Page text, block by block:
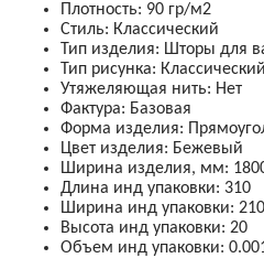
Плотность: 90 гр/м2
Стиль: Классический
Тип изделия: Шторы для
Тип рисунка: Классический
Утяжеляющая нить: Нет
Фактура: Базовая
Форма изделия:
Цвет изделия: Бежевый
Ширина изделия, мм:
Длина инд упаковки: 310
Ширина инд упаковки: 210
Высота инд упаковки: 20
Объем инд упаковки: